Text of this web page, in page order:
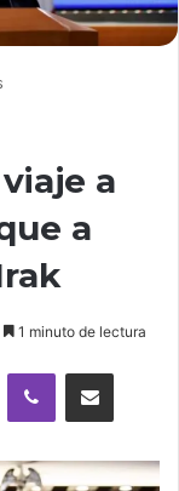
a
a
1 minuto de lectura
Telegram